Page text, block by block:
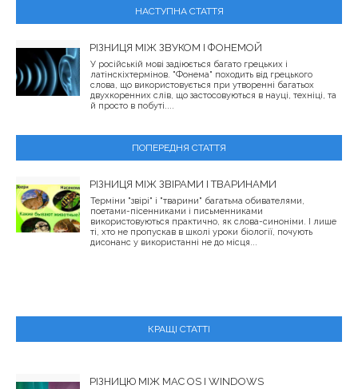
НАСТУПНА СТАТТЯ
РІЗНИЦЯ МІЖ ЗВУКОМ І ФОНЕМОЙ
У російській мові задіюється багато грецьких і
латінскіхтермінов. "Фонема" походить від грецького
слова, що використовується при утворенні багатьох
двухкоренних слів, що застосовуються в науці, техніці, та
й просто в побуті....
ПОПЕРЕДНЯ СТАТТЯ
РІЗНИЦЯ МІЖ ЗВІРАМИ І ТВАРИНАМИ
Терміни "звірі" і "тварини" багатьма обивателями,
поетами-пісенниками і письменниками
використовуються практично, як слова-синоніми. І лише
ті, хто не пропускав в школі уроки біології, почують
дисонанс у використанні не до місця...
КРАЩІ СТАТТІ
РІЗНИЦЮ МІЖ MAC OS І WINDOWS